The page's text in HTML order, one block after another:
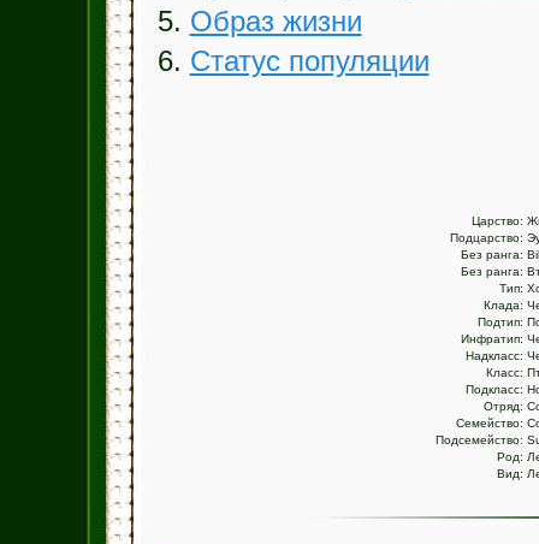
5. Образ жизни
6. Статус популяции
Царство:
Подцарство:
Без ранга:
Без ранга:
Тип:
Клада:
Подтип:
Инфратип:
Надкласс:
Класс:
Подкласс:
Отряд:
Семейство:
Подсемейство:
Род:
Вид: